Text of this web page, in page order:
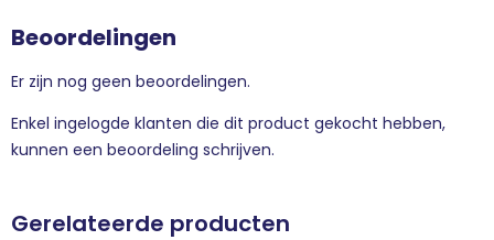
Beoordelingen
Er zijn nog geen beoordelingen.
Enkel ingelogde klanten die dit product gekocht hebben,
kunnen een beoordeling schrijven.
Gerelateerde producten